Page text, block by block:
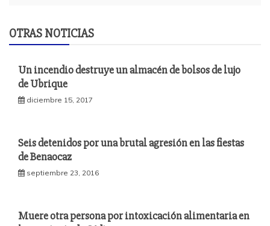
OTRAS NOTICIAS
Un incendio destruye un almacén de bolsos de lujo
de Ubrique
diciembre 15, 2017
Seis detenidos por una brutal agresión en las fiestas
de Benaocaz
septiembre 23, 2016
Muere otra persona por intoxicación alimentaria en